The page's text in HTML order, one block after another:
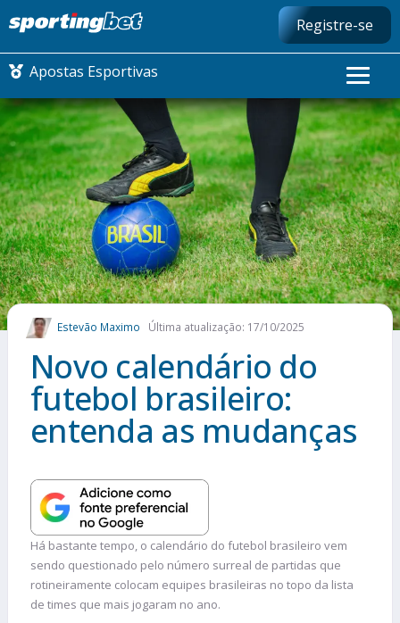
Registre-se
Apostas Esportivas
CONMEBOL LIBERTADORES
FUTEBOL NACIONAL
FUTEBOL INTERNACIONAL
COMO APOSTAR
MAIS ESPORTES
Estevão Maximo Última atualização: 17/10/2025
Novo calendário do
futebol brasileiro:
entenda as mudanças
Há bastante tempo, o calendário do futebol brasileiro vem
sendo questionado pelo número surreal de partidas que
rotineiramente colocam equipes brasileiras no topo da lista
de times que mais jogaram no ano.